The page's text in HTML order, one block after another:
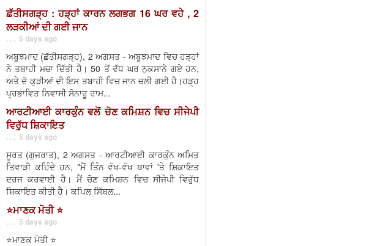
ਛੱਤੀਸਗੜ੍ਹ : ਹੜ੍ਹਾਂ ਕਾਰਨ ਲਗਭਗ 16 ਘਰ ਵਹੇ , 2
ਲੜਕੀਆਂ ਦੀ ਗਈ ਜਾਨ
. . . 5 days ago
ਅਬੂਝਮਾਦ (ਛੱਤੀਸਗੜ੍ਹ), 2 ਅਗਸਤ - ਅਬੂਝਮਾਦ ਵਿਚ ਹੜ੍ਹਾਂ
ਨੇ ਤਬਾਹੀ ਮਚਾ ਦਿੱਤੀ ਹੈ। 50 ਤੋਂ ਵੱਧ ਘਰ ਨੁਕਸਾਨੇ ਗਏ ਹਨ,
ਅਤੇ ਦੋ ਕੁੜੀਆਂ ਦੀ ਇਸ ਤਬਾਹੀ ਵਿਚ ਜਾਨ ਚਲੀ ਗਈ ਹੈ।ਹੜ੍ਹ
ਪ੍ਰਭਾਵਿਤ ਨਿਵਾਸੀ ਸੋਨਾਰੂ ਰਾਮ...
ਆਰਟੀਆਈ ਕਾਰਕੁੰਨ ਵਲੋਂ ਚੋਣ ਕਮਿਸ਼ਨ ਵਿਚ ਸੀਜੇਪੀ
ਵਿਰੁੱਧ ਸ਼ਿਕਾਇਤ
. . . 5 days ago
ਸੂਰਤ (ਗੁਜਰਾਤ), 2 ਅਗਸਤ - ਆਰਟੀਆਈ ਕਾਰਕੁੰਨ ਅਮਿਤ
ਤਿਵਾੜੀ ਕਹਿੰਦੇ ਹਨ, "ਮੈਂ ਤਿੰਨ ਵੱਖ-ਵੱਖ ਥਾਵਾਂ 'ਤੇ ਸ਼ਿਕਾਇਤ
ਦਰਜ ਕਰਵਾਈ ਹੈ। ਮੈਂ ਚੋਣ ਕਮਿਸ਼ਨ ਵਿਚ ਸੀਜੇਪੀ ਵਿਰੁੱਧ
ਸ਼ਿਕਾਇਤ ਕੀਤੀ ਹੈ। ਕਪਿਲ ਸਿੱਬਲ...
⭐️ਮਾਣਕ ਮੋਤੀ ⭐️
. . . 5 days ago
⭐️ਮਾਣਕ ਮੋਤੀ ⭐️